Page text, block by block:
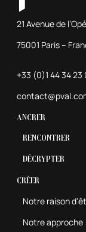
21 Avenue de
75001 Paris –
+33 (0)1 44 34 23
Ancrer
Rencontrer
Décrypter
Créer
Notre raison
Notre approche